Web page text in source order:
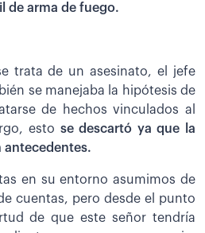
de arma de fuego.
trata de un asesinato, el jefe
se manejaba la hipótesis de
de hechos vinculados al
esto se descartó ya que la
en su entorno asumimos de
cuentas, pero desde el punto
de que este señor tendría